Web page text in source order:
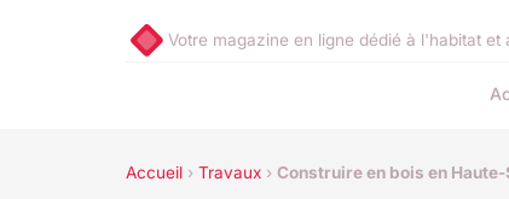
Votre magazine en ligne dédié à l'habitat et
Accueil › Travaux › Construire en bois en